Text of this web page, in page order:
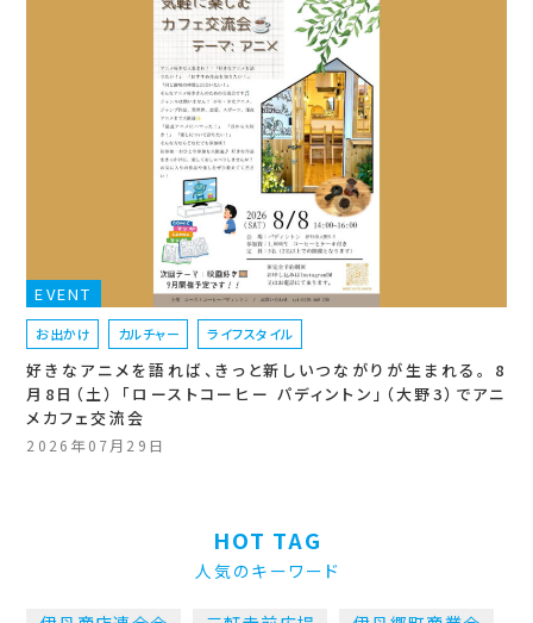
EVENT
お出かけ カルチャー ライフスタイル
好きなアニメを語れば、きっと新しいつながりが生まれる。 8
月8日（土） 「ローストコーヒー パディントン」（大野3）でアニ
メカフェ交流会
2026年07月29日
HOT TAG
人気のキーワード